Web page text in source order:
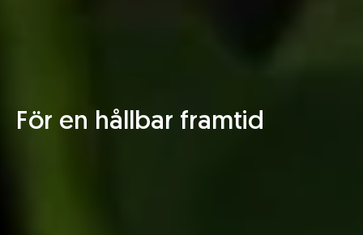
För en hållbar framtid